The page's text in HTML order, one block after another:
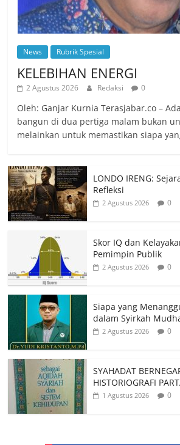
News Rubrik Spesial
KELEBIHAN ENERGI
2 Agustus 2026 Redaksi 0
Oleh: Ganjar Kurnia Terasjabar.co –
bangun di dua pertiga malam bukan
melainkan untuk memastikan siapa
LONDO IRENG:
Refleksi
2 Agustus 2026 0
Skor IQ dan
Pemimpin Publik
2 Agustus 2026 0
Siapa yang
dalam Syirkah
2 Agustus 2026 0
SYAHADAT
HISTORIOGRAFI
1 Agustus 2026 0